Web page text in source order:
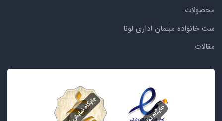
محصولات
ست خانواده مبلمان اداری لونا
مقالات